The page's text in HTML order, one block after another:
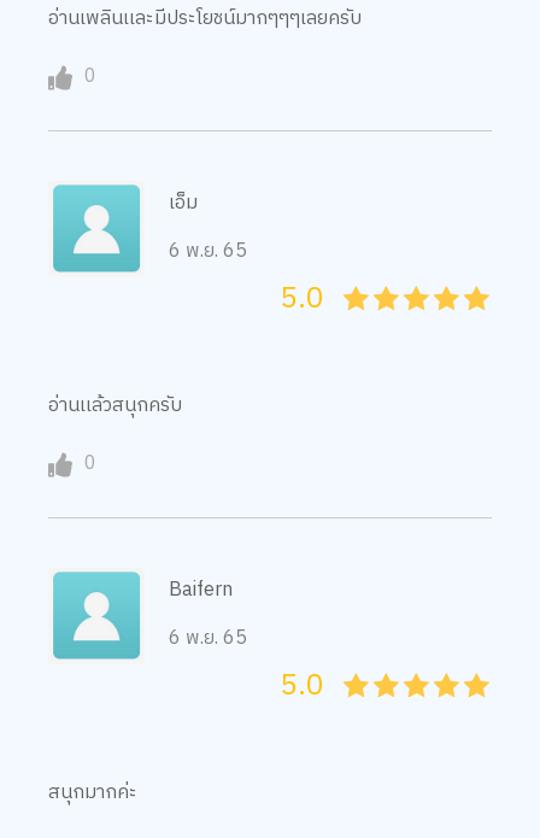
อ่านเพลินเเละมีประโยชน์มากๆๆๆเลยครับ
0
เอ็ม
6 พ.ย. 65
45
4
35
3
25
2
15
1
05
5.0
อ่านเเล้วสนุกครับ
0
Baifern
6 พ.ย. 65
45
4
35
3
25
2
15
1
05
5.0
สนุกมากค่ะ